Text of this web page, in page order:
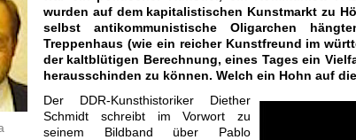
wurden auf dem kapitalistischen Kunstmarkt zu
selbst antikommunistische Oligarchen
Treppenhaus (wie ein reicher Kunstfreund im
der kaltblütigen Berechnung, eines Tages ein
herausschinden zu können. Welch ein Hohn auf
Der DDR-Kunsthistoriker Diether
Schmidt schreibt im Vorwort zu
seinem Bildband über Pablo